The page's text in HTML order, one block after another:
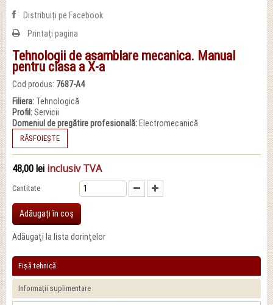
Distribuiți pe Facebook
Printați pagina
Tehnologii de asamblare mecanica. Manual
pentru clasa a X-a
Cod produs: 7687-A4
Filiera: Tehnologică
Profil:Servicii
Domeniul de pregătire profesională: Electromecanică
RĂSFOIEȘTE
48,00 lei inclusiv TVA
Cantitate
Adăugați în coş
Adăugaţi la lista dorinţelor
Fișă tehnică
Informații suplimentare